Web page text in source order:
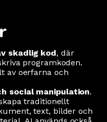
skadlig kod, där
programkoden.
av oerfarna och
social manipulation.
traditionellt
text, bilder och